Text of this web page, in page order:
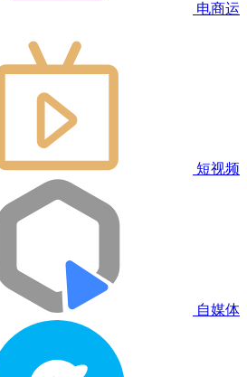
电商运
短视频
自媒体